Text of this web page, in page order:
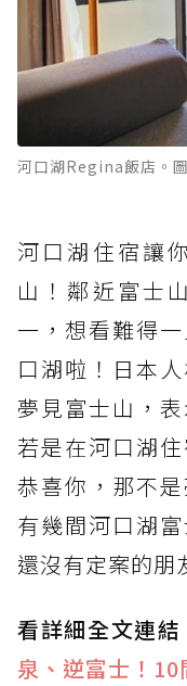
河口湖Regina飯店。
河口湖住宿讓
山！鄰近富士
一，想看難得
口湖啦！日本
夢見富士山，
若是在河口湖
恭喜你，那不
有幾間河口湖
還沒有定案的朋
看詳細全文連結
泉、逆富士！